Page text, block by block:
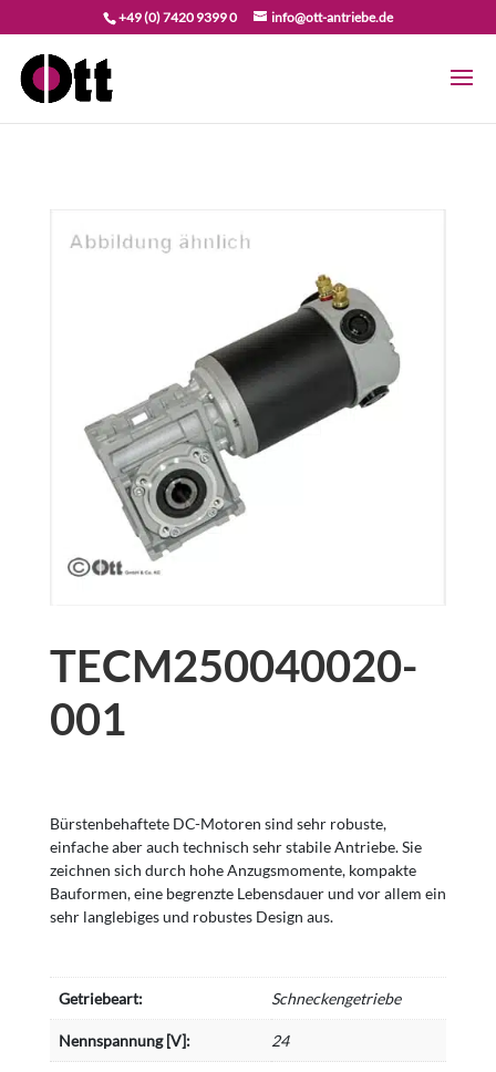
+49 (0) 7420 9399 0 info@ott-antriebe.de
TECM250040020-
001
Bürstenbehaftete DC-Motoren sind sehr robuste,
einfache aber auch technisch sehr stabile Antriebe. Sie
zeichnen sich durch hohe Anzugsmomente, kompakte
Bauformen, eine begrenzte Lebensdauer und vor allem ein
sehr langlebiges und robustes Design aus.
Getriebeart: Schneckengetriebe
Nennspannung [V]: 24